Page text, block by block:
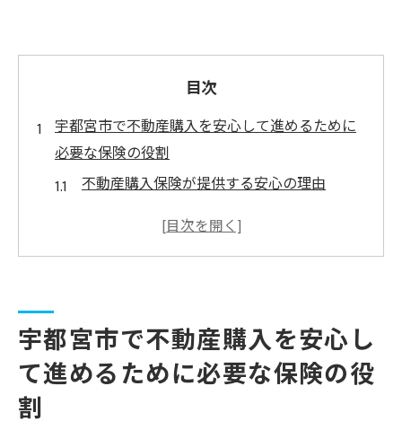
目次
宇都宮市で不動産購入を安心して進めるために
必要な保険の役割
不動産購入保険が提供する安心の理由
宇都宮市特有のリスクに対応する保険選び
保険を通じてトラブルを未然に防ぐ方法
地域に特化した不動産購入保険が宇都宮市で重
宇都宮市で不動産購入を安心し
て進めるために必要な保険の役
割